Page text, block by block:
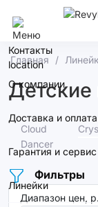
Воронеж
Контакты
О компании
Доставка и оплата
Гарантия и сервис
Линейки
Главная
Детские
Cloud
Dancer
Фильтры
Диапазон цен, р.